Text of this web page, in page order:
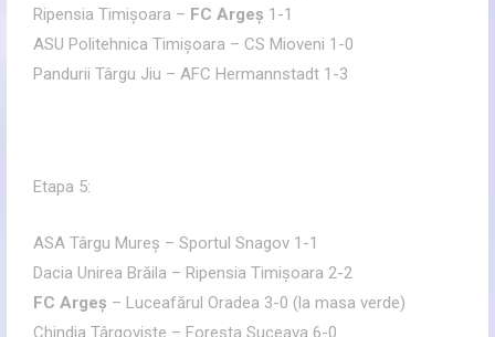
Ripensia Timişoara – FC Argeş 1-1
ASU Politehnica Timişoara – CS Mioveni 1-0
Pandurii Târgu Jiu – AFC Hermannstadt 1-3
Etapa 5:
ASA Târgu Mureş – Sportul Snagov 1-1
Dacia Unirea Brăila – Ripensia Timişoara 2-2
FC Argeş – Luceafărul Oradea 3-0 (la masa verde)
Chindia Târgovişte – Foresta Suceava 6-0